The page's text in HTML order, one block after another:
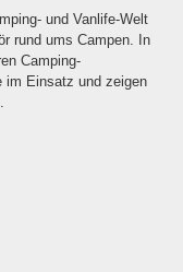
und Vanlife-Welt
rund ums Campen. In
Camping-
im Einsatz und zeigen